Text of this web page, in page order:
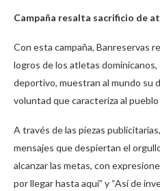
Campaña resalta sacrificio de
Con esta campaña, Banreservas
logros de los atletas
deportivo, muestran al mundo su
voluntad que caracteriza al
A través de las piezas
mensajes que despiertan el
alcanzar las metas, con
por llegar hasta aquí” y “Así de